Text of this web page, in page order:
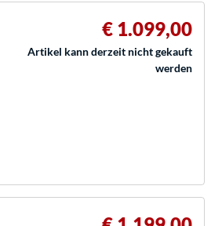
€ 1.099,00
Artikel kann derzeit nicht gekauft
werden